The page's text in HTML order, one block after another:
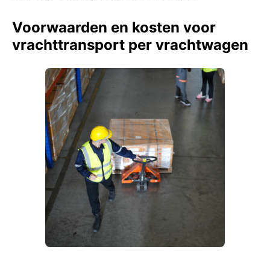
Voorwaarden en kosten voor
vrachttransport per vrachtwagen